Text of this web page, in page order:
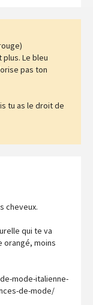
Le bleu
pas ton
tu as le droit de
cheveux.
qui te va
orangé, moins
mode-italienne-
de-mode/